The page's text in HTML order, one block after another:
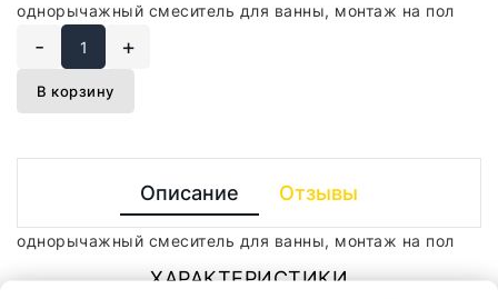
однорычажный смеситель для ванны, монтаж на пол
- +
В корзину
Описание Отзывы
однорычажный смеситель для ванны, монтаж на пол
ХАРАКТЕРИСТИКИ